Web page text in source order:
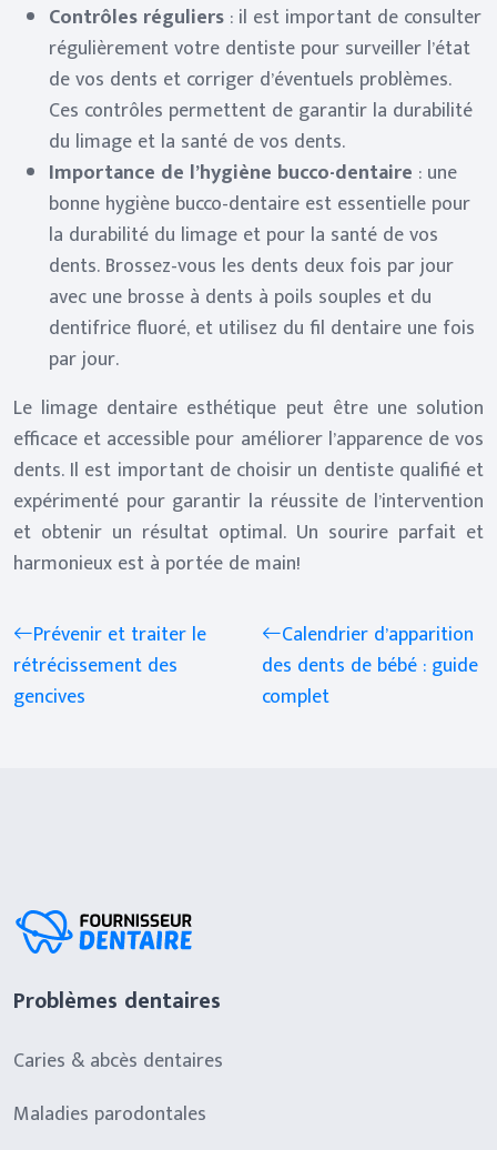
Contrôles réguliers : il est important de consulter
régulièrement votre dentiste pour surveiller l’état
de vos dents et corriger d’éventuels problèmes.
Ces contrôles permettent de garantir la durabilité
du limage et la santé de vos dents.
Importance de l’hygiène bucco-dentaire : une
bonne hygiène bucco-dentaire est essentielle pour
la durabilité du limage et pour la santé de vos
dents. Brossez-vous les dents deux fois par jour
avec une brosse à dents à poils souples et du
dentifrice fluoré, et utilisez du fil dentaire une fois
par jour.
Le limage dentaire esthétique peut être une solution
efficace et accessible pour améliorer l’apparence de vos
dents. Il est important de choisir un dentiste qualifié et
expérimenté pour garantir la réussite de l’intervention
et obtenir un résultat optimal. Un sourire parfait et
harmonieux est à portée de main!
Prévenir et traiter le
rétrécissement des
gencives
Calendrier d’apparition
des dents de bébé : guide
complet
Problèmes dentaires
Caries & abcès dentaires
Maladies parodontales